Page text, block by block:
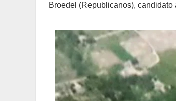
Broedel (Republicanos),